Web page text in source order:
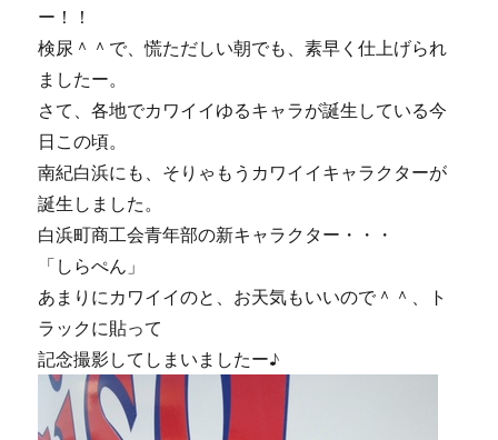
ー！！
検尿＾＾で、慌ただしい朝でも、素早く仕上げられ
ましたー。
さて、各地でカワイイゆるキャラが誕生している今
日この頃。
南紀白浜にも、そりゃもうカワイイキャラクターが
誕生しました。
白浜町商工会青年部の新キャラクター・・・
「しらぺん」
あまりにカワイイのと、お天気もいいので＾＾、ト
ラックに貼って
記念撮影してしまいましたー♪